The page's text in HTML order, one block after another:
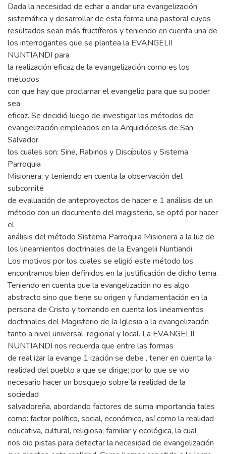
Dada la necesidad de echar a andar una evangelización
sistemática y desarrollar de esta forma una pastoral cuyos
resultados sean más fructíferos y teniendo en cuenta una de
los interrogantes que se plantea la EVANGELII
NUNTIANDI para
la realización eficaz de la evangelización como es los
métodos
con que hay que proclamar el evangelio para que su poder
sea
eficaz. Se decidió luego de investigar los métodos de
evangelización empleados en la Arquidiócesis de San
Salvador
los cuales son: Sine, Rabinos y Discípulos y Sistema
Parroquia
Misionera; y teniendo en cuenta la observación del
subcomité
de evaluación de anteproyectos de hacer e 1 análisis de un
método con un documento del magisterio, se optó por hacer
el
análisis del método Sistema Parroquia Misionera a la luz de
los lineamientos doctrinales de la Evangelii Nuntiandi.
Los motivos por los cuales se eligió este método los
encontramos bien definidos en la justificación de dicho tema.
Teniendo en cuenta que la evangelización no es algo
abstracto sino que tiene su origen y fundamentación en la
persona de Cristo y tomando en cuenta los lineamientos
doctrinales del Magisterio de la Iglesia a la evangelización
tanto a nivel universal, regional y local. La EVANGELII
NUNTIANDI nos recuerda que entre las formas
de real izar la evange 1 ización se debe , tener en cuenta la
realidad del pueblo a que se dirige; por lo que se vio
necesario hacer un bosquejo sobre la realidad de la
sociedad
salvadoreña, abordando factores de suma importancia tales
como: factor político, social, económico, así como la realidad
educativa, cultural, religiosa, familiar y ecológica, la cual
nos dio pistas para detectar la necesidad de evangelización